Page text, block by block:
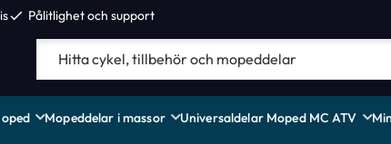
check Pålitlighet och support
Mopeddelar i massor Universaldelar Moped MC ATV